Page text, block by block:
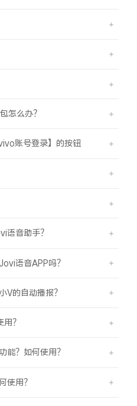
怎么办？
账号登录】的按钮
语音助手？
语音APP吗？
V的自动播报？
？
能？如何使用？
使用？